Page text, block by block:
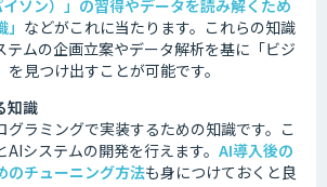
ソン）」の習得やデータを読み解くため
などがこれに当たります。これらの知識
テムの企画立案やデータ解析を基に「ビジ
見つけ出すことが可能です。
知識
グラミングで実装するための知識です。 こ
システムの開発を行えます。 AI導入後の
のチューニング方法も身につけておくと良